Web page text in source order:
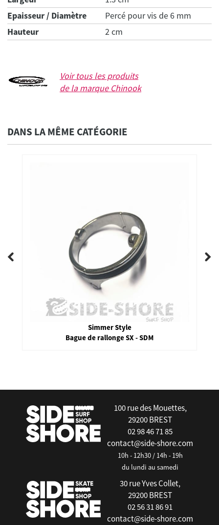
Epaisseur / Diamètre
Percé pour vis de 6 mm
Hauteur
2 cm
Voir tous les produits
de la marque Chinook
DANS LA MÊME CATÉGORIE
Simmer Style
Bague de rallonge SX - SDM
100 rue des Mouettes,
29200 BREST
02 98 46 71 85
contact@side-shore.com
10h - 12h30 / 14h - 19h
du lundi au samedi
30 rue Yves Collet,
29200 BREST
02 56 31 86 91
contact@side-shore.com